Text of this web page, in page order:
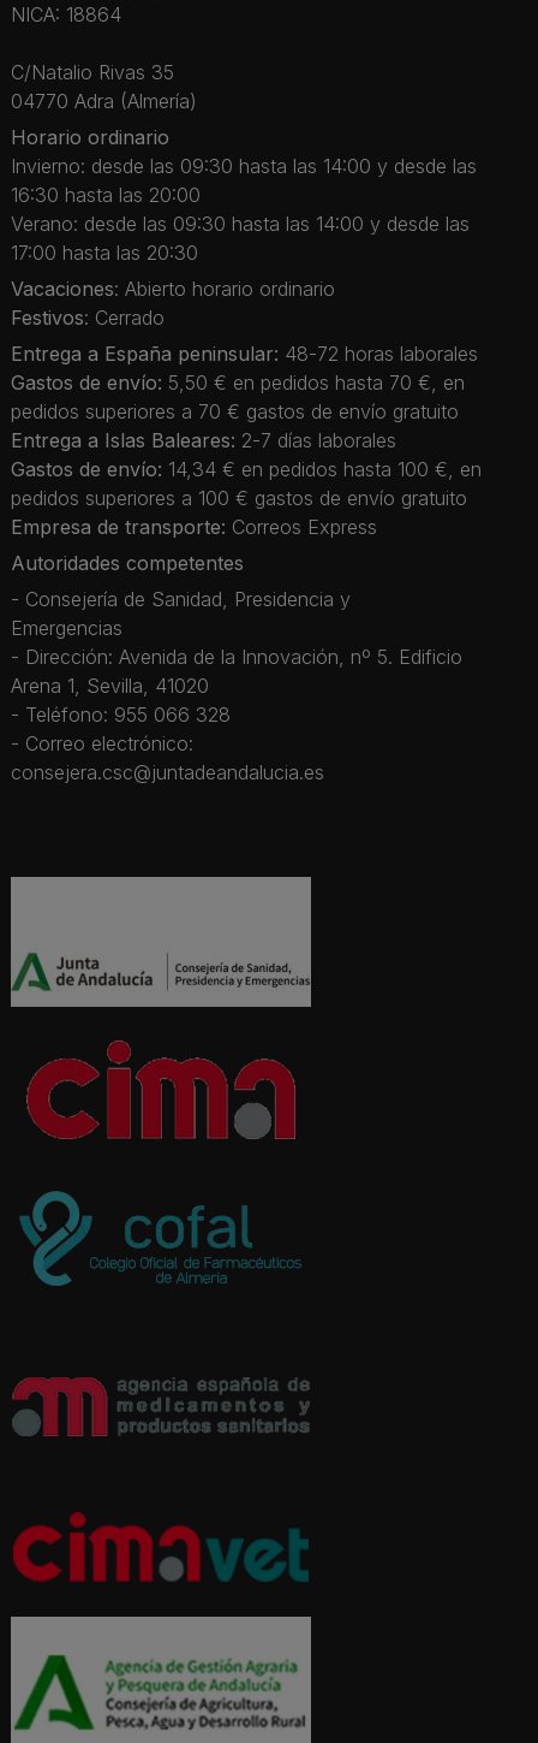
NICA: 18864
C/Natalio Rivas 35
04770 Adra (Almería)
Horario ordinario
Invierno: desde las 09:30 hasta las 14:00 y desde las
16:30 hasta las 20:00
Verano: desde las 09:30 hasta las 14:00 y desde las
17:00 hasta las 20:30
Vacaciones: Abierto horario ordinario
Festivos: Cerrado
Entrega a España peninsular: 48-72 horas laborales
Gastos de envío: 5,50 € en pedidos hasta 70 €, en
pedidos superiores a 70 € gastos de envío gratuito
Entrega a Islas Baleares: 2-7 días laborales
Gastos de envío: 14,34 € en pedidos hasta 100 €, en
pedidos superiores a 100 € gastos de envío gratuito
Empresa de transporte: Correos Express
Autoridades competentes
- Consejería de Sanidad, Presidencia y
Emergencias
- Dirección: Avenida de la Innovación, nº 5. Edificio
Arena 1, Sevilla, 41020
- Teléfono: 955 066 328
- Correo electrónico:
consejera.csc@juntadeandalucia.es